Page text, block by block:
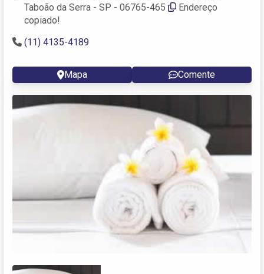
Taboão da Serra - SP - 06765-465
Endereço
copiado!
(11) 4135-4189
Mapa Comente